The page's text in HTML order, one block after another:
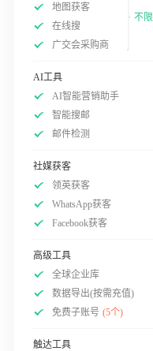
地图获客
在线搜
广交会采购商
不限
AI工具
AI智能营销助手
智能搜邮
邮件检测
社媒获客
领英获客
WhatsApp获客
Facebook获客
高级工具
全球企业库
数据导出(按需充值)
免费子账号 (5个)
触达工具